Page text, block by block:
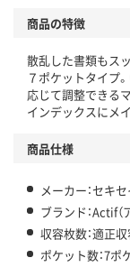
商品の特徴
散乱した書類もス
７ポケットタイプ
応じて調整できる
インデックスにメ
商品仕様
メーカー：セキセ
ブランド：Actif（
収容枚数：適正
ポケット数：7ポ